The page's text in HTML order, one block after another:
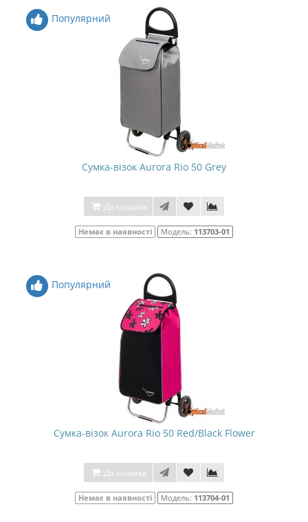
Популярний
Сумка-візок Aurora Rio 50 Grey
До кошика
Немає в наявності Модель: 113703-01
Популярний
Сумка-візок Aurora Rio 50 Red/Black Flower
До кошика
Немає в наявності Модель: 113704-01